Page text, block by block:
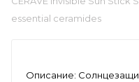
essential ceramides
Описание: